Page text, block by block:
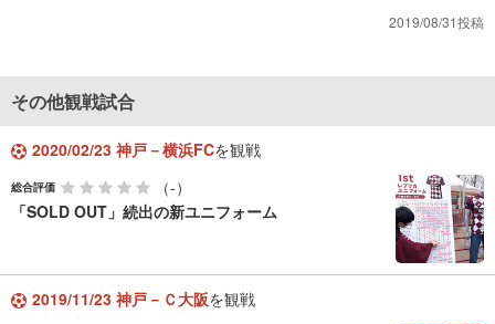
2019/08/31投稿
その他観戦試合
2020/02/23 神戸－横浜FCを観戦
総合評価
（-）
「SOLD OUT」続出の新ユニフォーム
2019/11/23 神戸－Ｃ大阪を観戦